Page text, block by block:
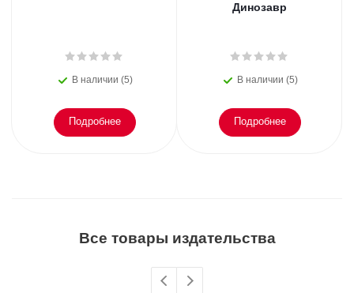
В наличии (5)
Подробнее
Динозавр
В наличии (5)
Подробнее
Все товары издательства